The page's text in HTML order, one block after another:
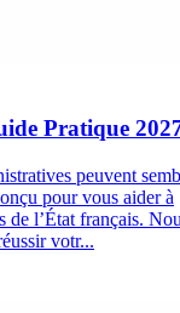
Pratique
peuvent
pour vous aider à
de l’État français.
votr...